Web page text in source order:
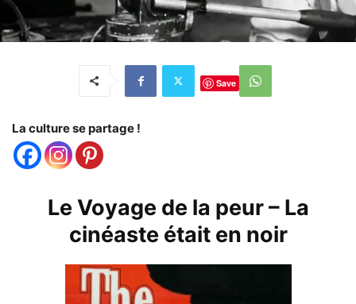
Save
La culture se partage !
Le Voyage de la peur – La
cinéaste était en noir